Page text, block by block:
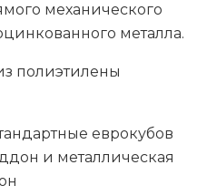
механического
металла.
полиэтилены
еврокубов
и металлическая